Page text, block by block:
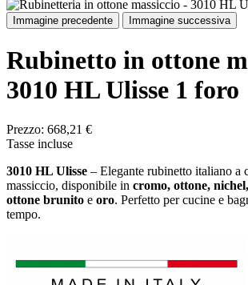
Immagine precedente Immagine successiva
Rubinetto in ottone
3010 HL Ulisse 1 foro
Prezzo: 668,21 €
Tasse incluse
3010 HL Ulisse – Elegante rubinetto italiano a
massiccio, disponibile in cromo, ottone,
ottone brunito e oro. Perfetto per cucine e
tempo.